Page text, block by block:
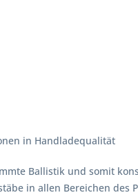
in Handladequalität
Ballistik und somit
in allen Bereichen des